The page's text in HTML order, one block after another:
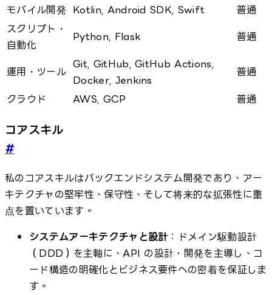
モバイル開発 Kotlin, Android SDK, Swift
普通
スクリプト・
自動化
Python, Flask 普通
運用・ツール
Git, GitHub, GitHub Actions,
Docker, Jenkins
普通
クラウド
AWS, GCP 普通
コアスキル
#
私のコアスキルはバックエンドシステム開発であり、アー
キテクチャの堅牢性、保守性、そして将来的な拡張性に重
点を置いています。
システムアーキテクチャと設計：ドメイン駆動設計
（DDD）を主軸に、API の設計・開発を主導し、コ
ード構造の明確化とビジネス要件への密着を保証しま
す。